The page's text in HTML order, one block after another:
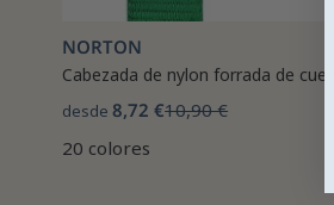
NORTON
Cabezada de nylon forrada de cuero
desde8,72 €10,90 €
20 colores